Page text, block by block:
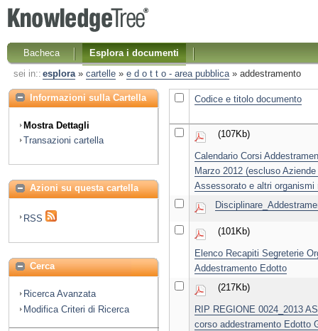
Bacheca
Esplora i documenti
sei in:: esplora» cartelle» e d o t t o - area pubblica» addestramento
Informazioni sulla Cartella
Mostra Dettagli
Transazioni cartella
Azioni su questa cartella
RSS
Cerca
Ricerca Avanzata
Modifica Criteri di Ricerca
Codice e titolo documento
Calendario Corsi
Marzo 2012 (escluso
Assessorato e altri organismi
(107Kb)
Elenco Recapiti Segreterie
Addestramento Edotto
(101Kb)
RIP REGIONE 0024_2013
corso addestramento Edotto
(217Kb)